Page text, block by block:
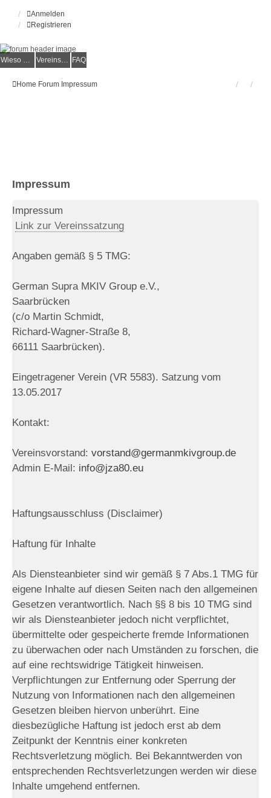
Anmelden
Registrieren
Wieso der e.V.? Vereinsmitglied werden FAQ
Home Forum Impressum
Impressum
Impressum
Link zur Vereinssatzung
Angaben gemäß § 5 TMG:
German Supra MKIV Group e.V.,
Saarbrücken
(c/o Martin Schmidt,
Richard-Wagner-Straße 8,
66111 Saarbrücken).
Eingetragener Verein (VR 5583). Satzung vom
13.05.2017
Kontakt:
Vereinsvorstand: vorstand@germanmkivgroup.de
Admin E-Mail: info@jza80.eu
Haftungsausschluss (Disclaimer)
Haftung für Inhalte
Als Diensteanbieter sind wir gemäß § 7 Abs.1 TMG für
eigene Inhalte auf diesen Seiten nach den allgemeinen
Gesetzen verantwortlich. Nach §§ 8 bis 10 TMG sind
wir als Diensteanbieter jedoch nicht verpflichtet,
übermittelte oder gespeicherte fremde Informationen
zu überwachen oder nach Umständen zu forschen, die
auf eine rechtswidrige Tätigkeit hinweisen.
Verpflichtungen zur Entfernung oder Sperrung der
Nutzung von Informationen nach den allgemeinen
Gesetzen bleiben hiervon unberührt. Eine
diesbezügliche Haftung ist jedoch erst ab dem
Zeitpunkt der Kenntnis einer konkreten
Rechtsverletzung möglich. Bei Bekanntwerden von
entsprechenden Rechtsverletzungen werden wir diese
Inhalte umgehend entfernen.